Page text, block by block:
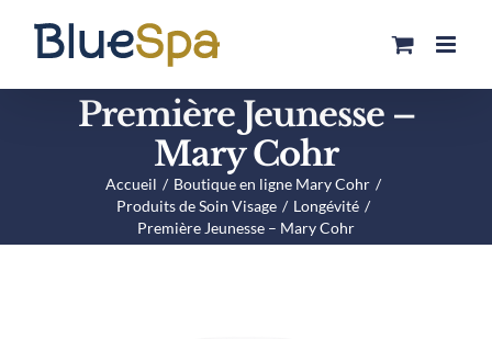
contenu
Première Jeunesse –
Mary Cohr
Accueil
Boutique en ligne Mary Cohr
Produits de Soin Visage
Longévité
Première Jeunesse – Mary Cohr